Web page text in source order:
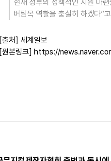
현재 정부의 정책적인 지원 마
버팀목 역할을 충실히 하겠다”
[출처] 세계일보
[원본링크] https://